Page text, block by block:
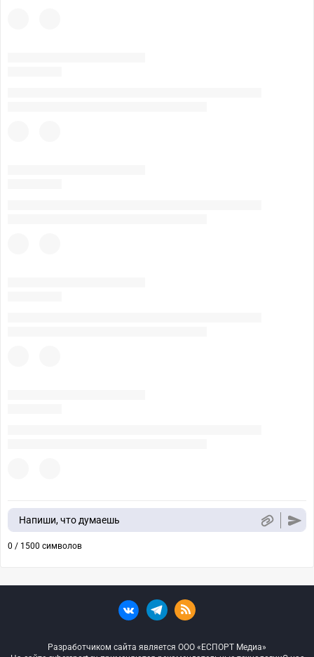
Напиши, что думаешь
0 / 1500 символов
Разработчиком сайта является ООО «ЕСПОРТ Медиа»